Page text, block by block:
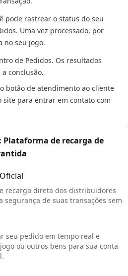
pode rastrear o status do seu
Uma vez processado, por
no seu jogo.
de Pedidos. Os resultados
conclusão.
botão de atendimento ao cliente
para entrar em contato com
Plataforma de recarga de
recarga direta dos distribuidores
segurança de suas transações sem
seu pedido em tempo real e
ou outros bens para sua conta